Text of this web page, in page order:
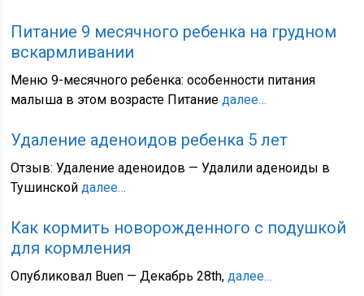
Питание 9 месячного ребенка на грудном
вскармливании
Меню 9-месячного ребенка: особенности питания
малыша в этом возрасте Питаниедалее…
Удаление аденоидов ребенка 5 лет
Отзыв: Удаление аденоидов — Удалили аденоиды в
Тушинскойдалее…
Как кормить новорожденного с подушкой
для кормления
Опубликовал Buen — Декабрь 28th,далее…